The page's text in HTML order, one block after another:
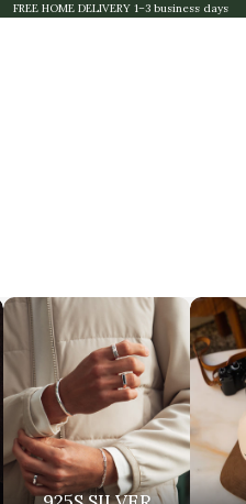
FREE HOME DELIVERY 1–3 business days